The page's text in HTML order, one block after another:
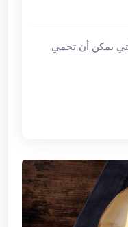
يمكن أن تحمي